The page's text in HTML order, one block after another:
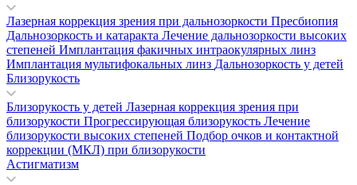
Лазерная коррекция зрения при дальнозоркости Пресбиопия
Дальнозоркость и катаракта Лечение дальнозоркости высоких
степеней Имплантация факичных интраокулярных линз
Имплантация мультифокальных линз Дальнозоркость у детей
Близорукость
Близорукость у детей Лазерная коррекция зрения при
близорукости Прогрессирующая близорукость Лечение
близорукости высоких степеней Подбор очков и контактной
коррекции (МКЛ) при близорукости
Астигматизм